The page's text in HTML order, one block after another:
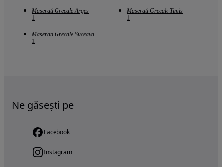
Maserati Grecale Arges
1
Maserati Grecale Timis
1
Maserati Grecale Suceava
1
Ne găsești pe
Facebook
Instagram